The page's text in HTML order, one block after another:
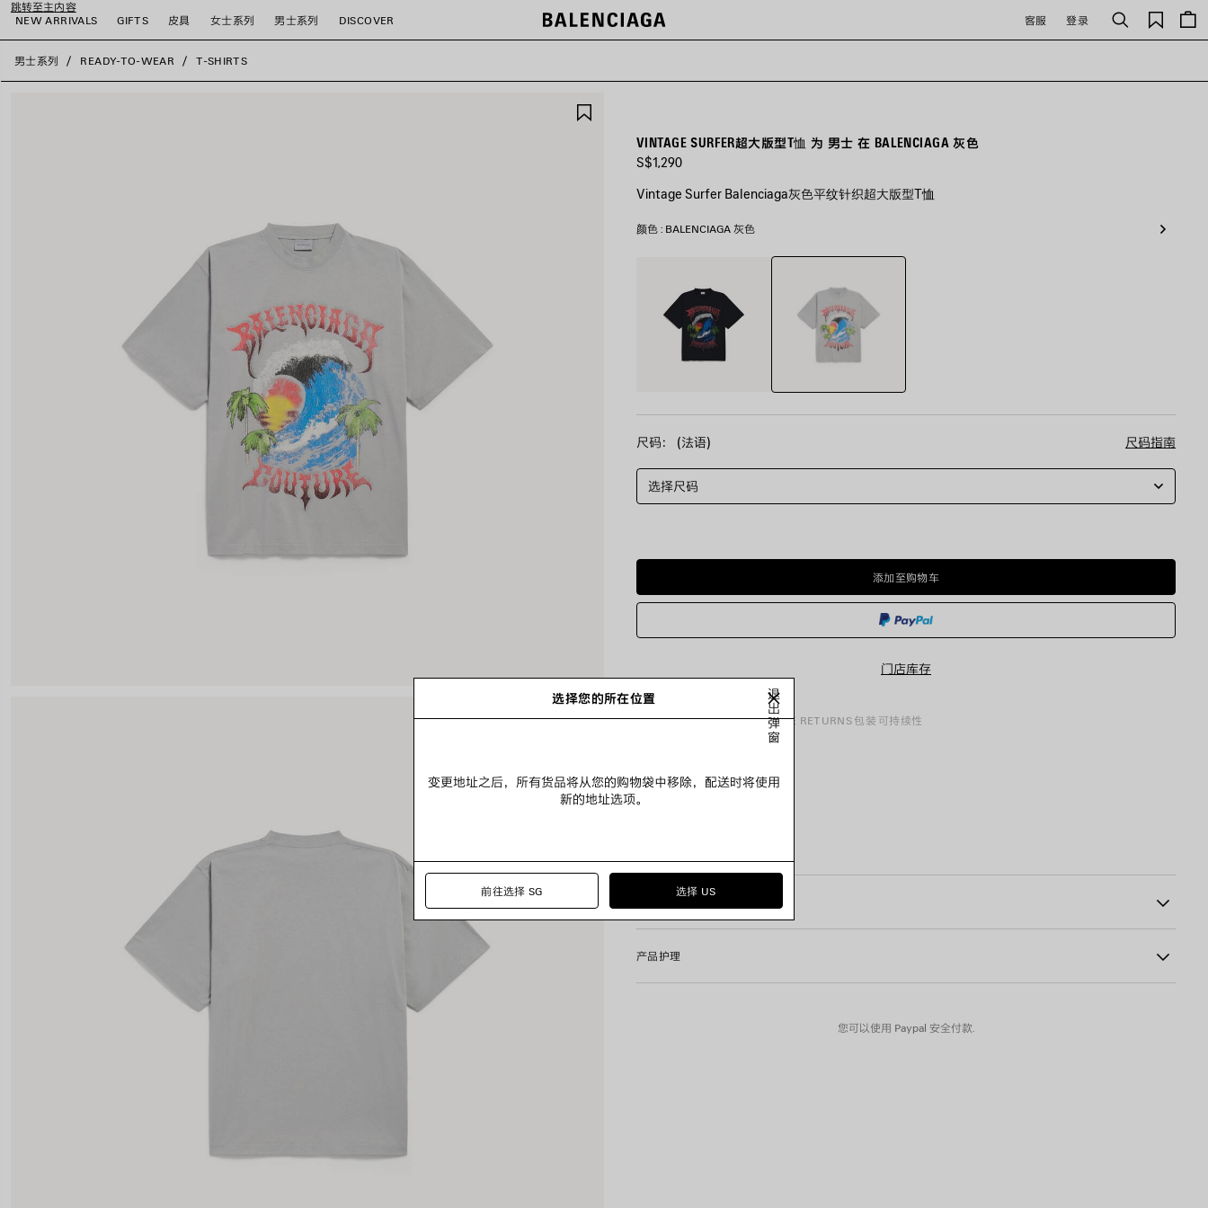
跳转至主内容
NEW ARRIVALS
GIFTS 皮具 女士系列 男士系列 DISCOVER 客服 登录
搜
索
保
存
品
close the banner
男士系列 READY-TO-WEAR T-SHIRTS
VINTAGE SURFER超大版型T恤 为 男士 在 BALENCIAGA 灰色
S$1,290
Vintage Surfer Balenciaga灰色平纹针织超大版型T恤
颜色 : BALENCIAGA 灰色
Balenciaga
尺码： (法语) 尺码指南
选择尺码
添
加
购
物
添加至购物车
请
选
尺
码
门店库存
商品详情FREE SHIPPING, FREE RETURNS 包装 可持续性
• 平纹针织面料
• 圆领
• 短袖
• 图片仅供参考，具体请以实物为准
Main material: 100% cotton
Trimming: 99% cotton, 1% elastane
产品护理
您可以使用 Paypal 安全付款.
选择您的所在位置
退
出
弹
窗
变更地址之后，所有货品将从您的购物袋中移除，配送时将使用
新的地址选项。
前往选择 SG 选择 US